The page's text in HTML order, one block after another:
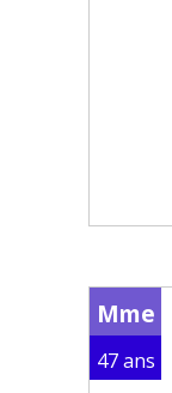
Mme
47 ans